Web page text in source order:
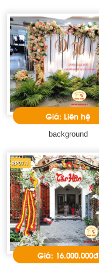
Giá: Liên hệ
background
Giá: 16.000.000đ